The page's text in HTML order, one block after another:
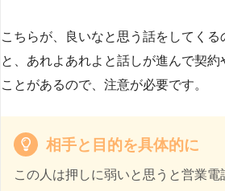
こちらが、良いなと思う話をしてくる
と、あれよあれよと話しが進んで契約
ことがあるので、注意が必要です。
相手と目的を具体的に
この人は押しに弱いと思うと営業